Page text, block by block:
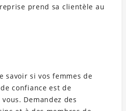
prend sa clientèle au
savoir si vos femmes de
confiance est de
Demandez des